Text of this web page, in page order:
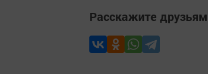
Расскажите друзьям